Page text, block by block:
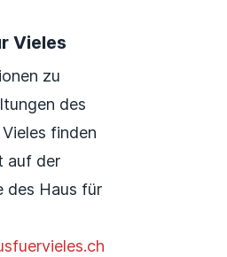
Vieles
zu
des
finden
auf der
des Haus für